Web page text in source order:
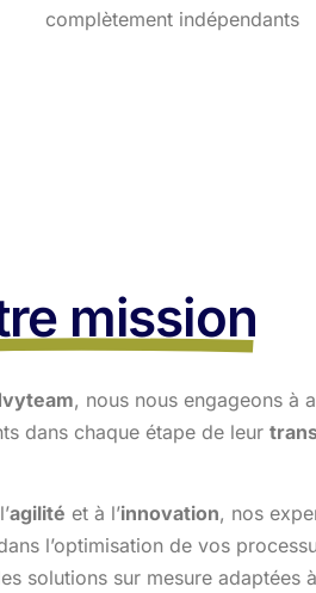
complètement indépendants
mission
, nous nous engageons à
dans chaque étape de leur
agilité et à l’innovation, nos
l’optimisation de vos
solutions sur mesure adaptées